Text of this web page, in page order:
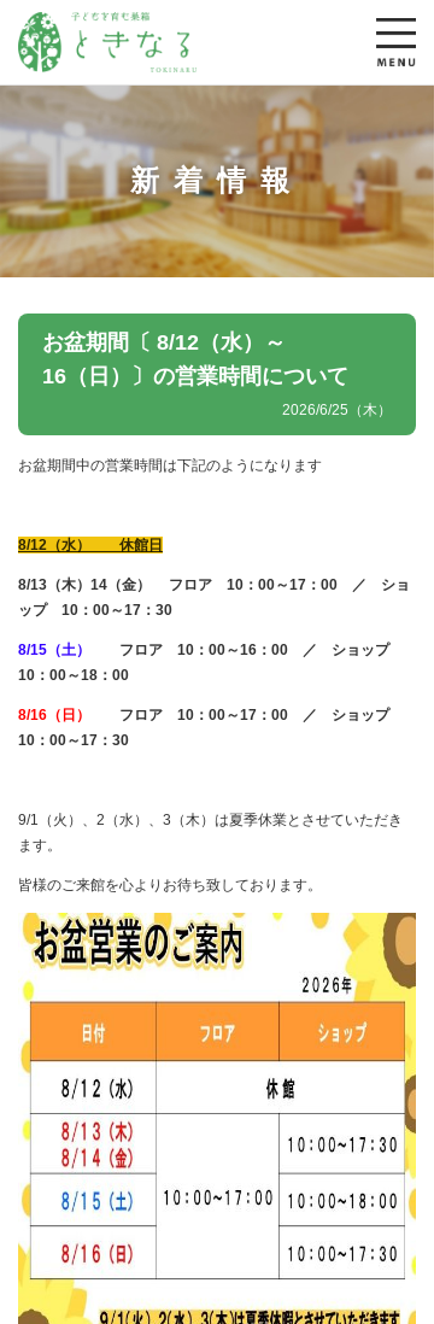
新着情報
お盆期間〔 8/12（水）～
16（日）〕の営業時間について
2026/6/25（木）
お盆期間中の営業時間は下記のようになります
8/12（水） 休館日
8/13（木）14（金） フロア 10：00～17：00 ／ ショ
ップ 10：00～17：30
8/15（土）
フロア 10：00～16：00 ／ ショップ
10：00～18：00
8/16（日）
フロア 10：00～17：00 ／ ショップ
10：00～17：30
9/1（火）、2（水）、3（木）は夏季休業とさせていただき
ます。
皆様のご来館を心よりお待ち致しております。